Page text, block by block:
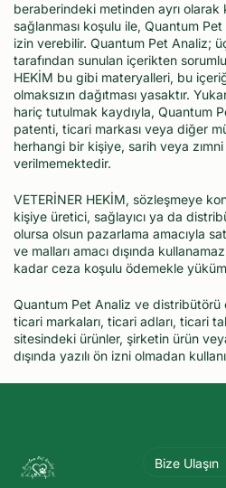
beraberindeki metinden ayrı olarak
sağlanması koşulu ile, Quantum
izin verebilir. Quantum Pet Analiz;
tarafından sunulan içerikten
HEKİM bu gibi materyalleri, bu
olmaksızın dağıtması yasaktır.
hariç tutulmak kaydıyla, Quantum
patenti, ticari markası veya diğer
herhangi bir kişiye, sarih veya
verilmemektedir.
VETERİNER HEKİM, sözleşmeye
kişiye üretici, sağlayıcı ya da
olursa olsun pazarlama amacıyla
ve malları amacı dışında
kadar ceza koşulu ödemekle
Quantum Pet Analiz ve
ticari markaları, ticari adları, ticari
sitesindeki ürünler, şirketin ürün
dışında yazılı ön izni olmadan
Bize Ulaşın